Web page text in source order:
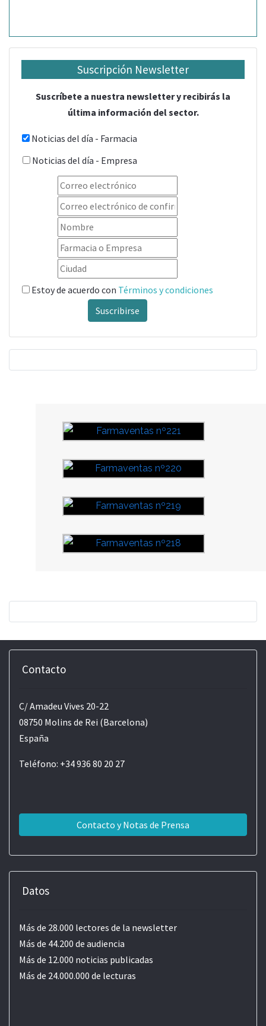
Suscripción Newsletter
Suscríbete a nuestra newsletter y recibirás la
última información del sector.
Noticias del día - Farmacia
Noticias del día - Empresa
Estoy de acuerdo con Términos y condiciones
Suscribirse
Contacto
C/ Amadeu Vives 20-22
08750 Molins de Rei (Barcelona)
España
Teléfono: +34 936 80 20 27
Contacto y Notas de Prensa
Datos
Más de 28.000 lectores de la newsletter
Más de 44.200 de audiencia
Más de 12.000 noticias publicadas
Más de 24.000.000 de lecturas